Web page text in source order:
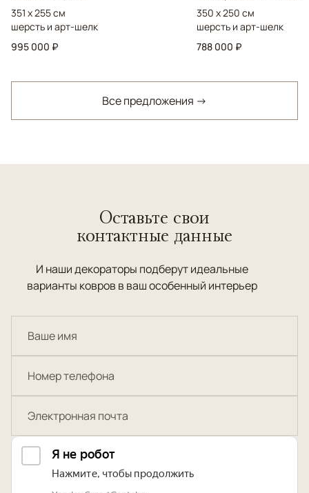
351 x 255 см
шерсть и арт-шелк
995 000 ₽
350 x 250 см
шерсть и арт-шелк
788 000 ₽
Все предложения →
Оставьте свои
контактные данные
И наши декораторы подберут идеальные
варианты ковров в ваш особенный интерьер